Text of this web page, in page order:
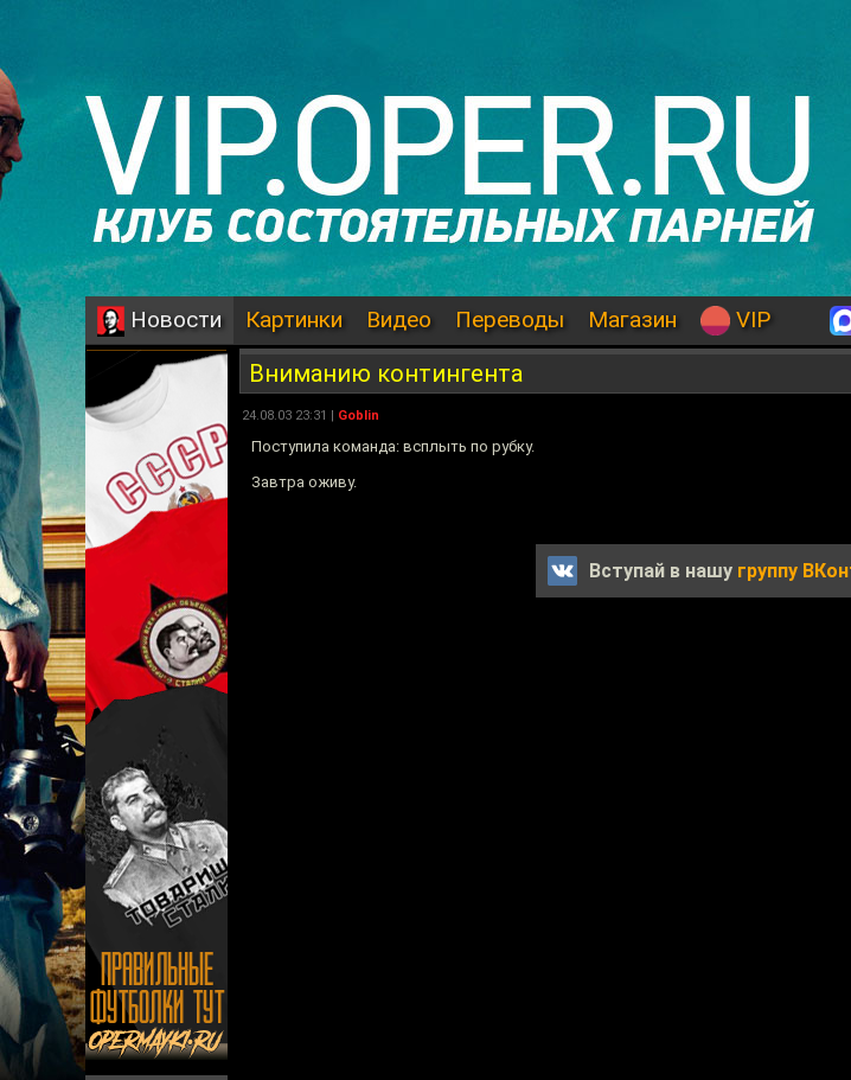
Новости Картинки Видео Переводы Магазин VIP
Вниманию контингента
24.08.03 23:31 | Goblin
Поступила команда: всплыть по рубку.
Завтра оживу.
Вступай в нашу группу